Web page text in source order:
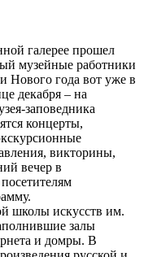
галерее прошел
музейные работники
Нового года вот уже в
декабря – на
заповедника
концерты,
викторины,
вечер в
школы искусств им.
залы
и домры. В